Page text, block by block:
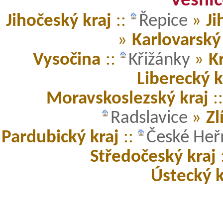
Jihočeský kraj :: Řepice »
»
Vysočina :: Křižánky»
Liberecký
Moravskoslezský kraj
Radslavice »
Pardubický kraj ::
České
Středočeský kraj
Ústecký